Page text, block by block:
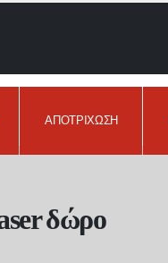
ΑΠΟΤΡΊΧΩΣΗ
δώρο